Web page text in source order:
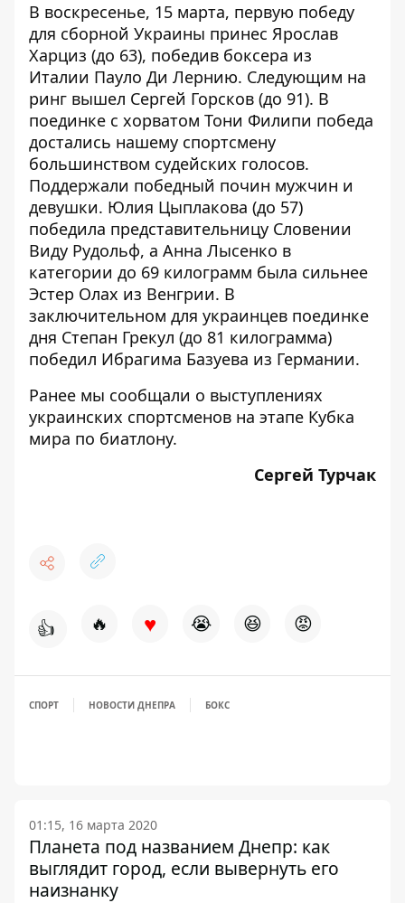
В воскресенье, 15 марта, первую победу
для сборной Украины принес Ярослав
Харциз (до 63), победив боксера из
Италии Пауло Ди Лернию. Следующим на
ринг вышел Сергей Горсков (до 91). В
поединке с хорватом Тони Филипи победа
достались нашему спортсмену
большинством судейских голосов.
Поддержали победный почин мужчин и
девушки. Юлия Цыплакова (до 57)
победила представительницу Словении
Виду Рудольф, а Анна Лысенко в
категории до 69 килограмм была сильнее
Эстер Олах из Венгрии. В
заключительном для украинцев поединке
дня Степан Грекул (до 81 килограмма)
победил Ибрагима Базуева из Германии.
Ранее мы сообщали о выступлениях
украинских спортсменов на этапе Кубка
мира по биатлону.
Сергей Турчак
👍 🔥 ♥ 😭 😆 😡
СПОРТ НОВОСТИ ДНЕПРА БОКС
01:15, 16 марта 2020
Планета под названием Днепр: как
выглядит город, если вывернуть его
наизнанку